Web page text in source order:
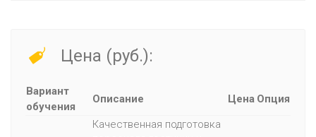
Цена (руб.):
Вариант
обучения
Описание Цена Опция
Качественная подготовка